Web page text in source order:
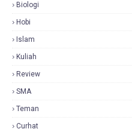
Biologi
Hobi
Islam
Kuliah
Review
SMA
Teman
Curhat